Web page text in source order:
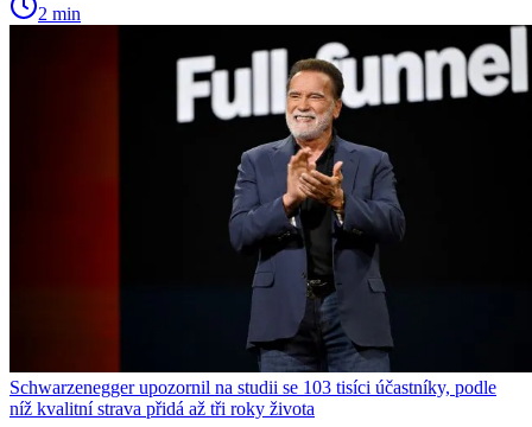
2 min
Schwarzenegger upozornil na studii se 103 tisíci účastníky, podle
níž kvalitní strava přidá až tři roky života